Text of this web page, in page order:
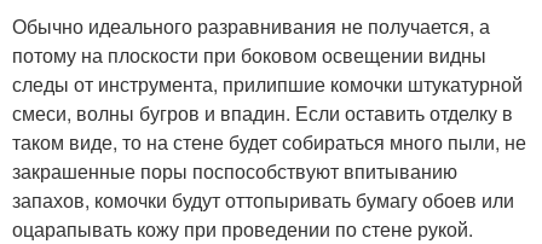
Обычно идеального разравнивания не получается, а
потому на плоскости при боковом освещении видны
следы от инструмента, прилипшие комочки штукатурной
смеси, волны бугров и впадин. Если оставить отделку в
таком виде, то на стене будет собираться много пыли, не
закрашенные поры поспособствуют впитыванию
запахов, комочки будут оттопыривать бумагу обоев или
оцарапывать кожу при проведении по стене рукой.